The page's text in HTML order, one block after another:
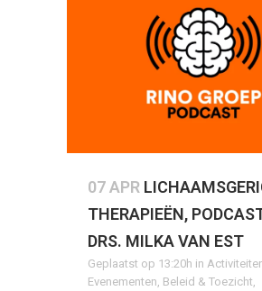
07 APR
THERAPIEËN,
DRS. MILKA VAN EST
Geplaatst op 13:20h in
Evenementen Beleid & Toezicht